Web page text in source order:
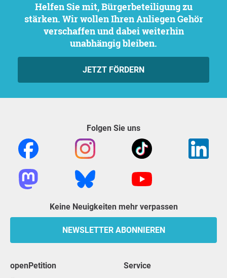
Helfen Sie mit, Bürgerbeteiligung zu
stärken. Wir wollen Ihren Anliegen Gehör
verschaffen und dabei weiterhin
unabhängig bleiben.
JETZT FÖRDERN
Folgen Sie uns
Keine Neuigkeiten mehr verpassen
NEWSLETTER ABONNIEREN
openPetition
Service